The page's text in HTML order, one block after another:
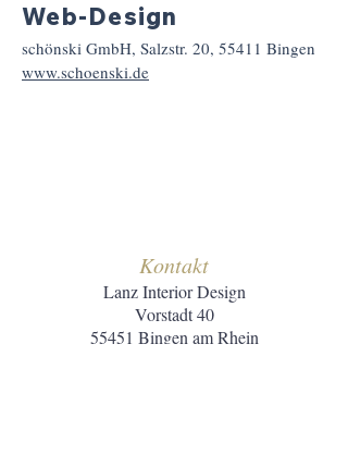
Web-Design
schönski GmbH, Salzstr. 20, 55411 Bingen
www.schoenski.de
Kontakt
Lanz Interior Design
Vorstadt 40
55451 Bingen am Rhein